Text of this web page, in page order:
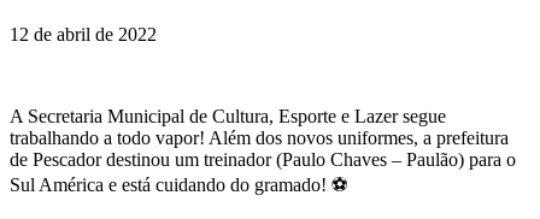
12 de abril de 2022
A Secretaria Municipal de Cultura, Esporte e Lazer segue
trabalhando a todo vapor! Além dos novos uniformes, a prefeitura
de Pescador destinou um treinador (Paulo Chaves – Paulão) para o
Sul América e está cuidando do gramado! ⚽️